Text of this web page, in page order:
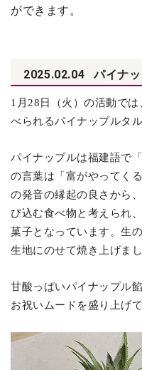
ができます。
2025.02.04 パイナ
1 月28日（火）の活動で
べられるパイナップルタ
パイナップルは福建語で
の言葉は「富がやってく
の発音の縁起の良さから
び込む食べ物と考えられ
菓子となっています。生
生地にのせて焼き上げまし
甘酸っぱいパイナップル
お祝いムードを盛り上げ